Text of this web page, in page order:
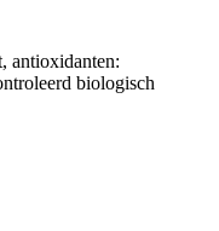
antioxidanten:
biologisch